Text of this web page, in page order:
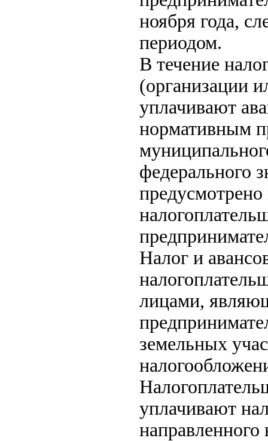
ноября года,
периодом.
В течение
(организации
уплачивают
нормативным
федерального
Налог и
лицами,
земельных
уплачивают